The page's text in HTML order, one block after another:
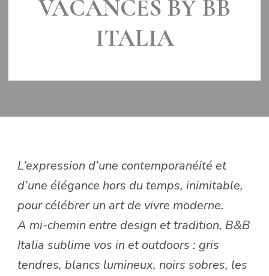
VACANCES BY BB
ITALIA
L’expression d’une contemporanéité et
d’une élégance hors du temps, inimitable,
pour célébrer un art de vivre moderne.
A mi-chemin entre design et tradition, B&B
Italia sublime vos in et outdoors : gris
tendres, blancs lumineux, noirs sobres, les